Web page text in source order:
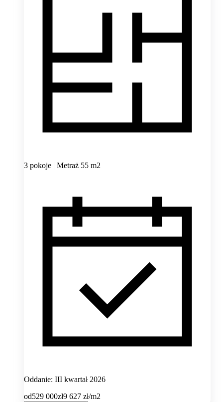
3 pokoje | Metraż 55 m2
Oddanie: III kwartał 2026
od529 000zł9 627 zł/m2